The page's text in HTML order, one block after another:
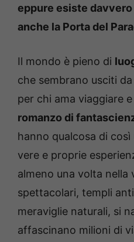
eppure esiste
anche la Porta del
Il mondo è pieno di
che sembrano usciti da
per chi ama viaggiare
romanzo di
hanno qualcosa di
vere e proprie
almeno una volta nella
spettacolari, templi
meraviglie naturali, si
affascinano milioni di